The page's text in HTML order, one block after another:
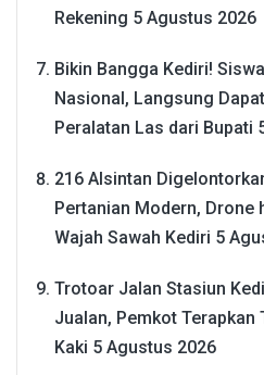
Rekening 5 Agustus 2026
Bikin Bangga Kediri!
Nasional, Langsung
Peralatan Las dari Bupati
216 Alsintan
Pertanian Modern, Drone
Wajah Sawah Kediri 5
Trotoar Jalan Stasiun
Jualan, Pemkot Terapkan
Kaki 5 Agustus 2026